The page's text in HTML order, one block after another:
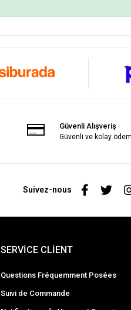
Güvenli Alışveriş
Güvenli ve kolay
Suivez-nous
SERVİCE CLİENT
Questions Fréquemment Posées
Suivi de Commande